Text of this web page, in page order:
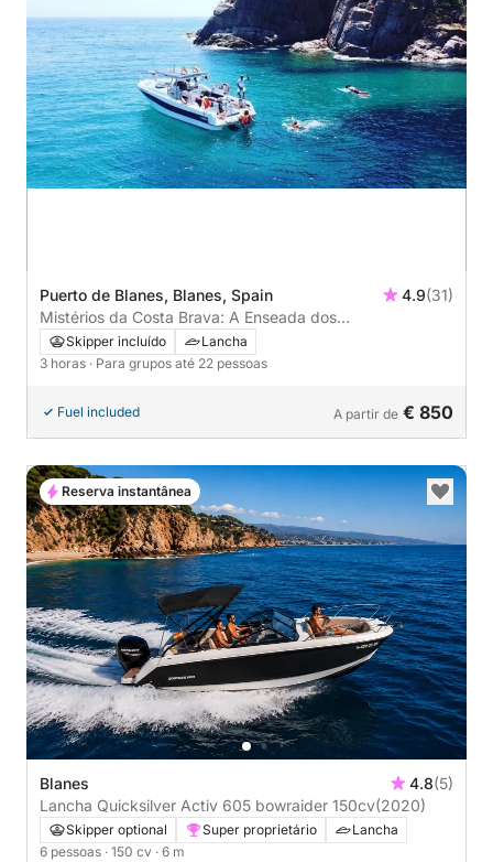
Puerto de Blanes, Blanes, Spain 4.9(31)
Mistérios da Costa Brava: A Enseada dos
Contrabandistas 3h Tour
Skipper incluído
Lancha
3 horas · Para grupos até 22 pessoas
Fuel included A partir de € 850
Blanes 4.8(5)
Lancha Quicksilver Activ 605 bowraider 150cv(2020)
Skipper optional Super proprietário
Lancha
6 pessoas · 150 cv · 6 m
Reserva instantânea